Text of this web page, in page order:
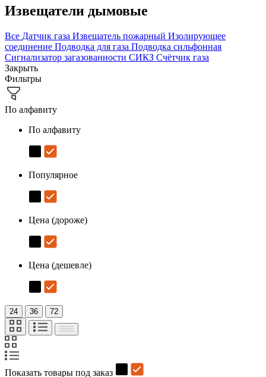
Извещатели дымовые
Все Датчик газа Извещатель пожарный Изолирующее
соединение Подводка для газа Подводка сильфонная
Сигнализатор загазованности СИКЗ Счётчик газа
Закрыть
Фильтры
По алфавиту
По алфавиту
Популярное
Цена (дороже)
Цена (дешевле)
24 36 72
Показать товары под заказ